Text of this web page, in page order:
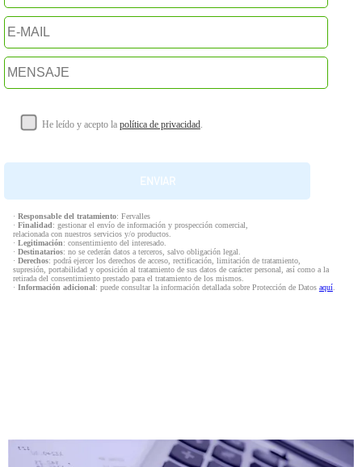
He leído y acepto la política de privacidad.
· Responsable del tratamiento: Fervalles
· Finalidad: gestionar el envío de información y prospección comercial,
relacionada con nuestros servicios y/o productos.
· Legitimación: consentimiento del interesado.
· Destinatarios: no se cederán datos a terceros, salvo obligación legal.
· Derechos: podrá ejercer los derechos de acceso, rectificación, limitación de tratamiento,
supresión, portabilidad y oposición al tratamiento de sus datos de carácter personal, así como a la
retirada del consentimiento prestado para el tratamiento de los mismos.
· Información adicional: puede consultar la información detallada sobre Protección de Datos aquí.